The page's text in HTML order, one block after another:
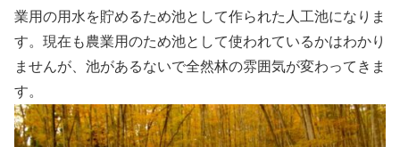
業用の用水を貯めるため池として作られた人工池になりま
す。現在も農業用のため池として使われているかはわかり
ませんが、池があるないで全然林の雰囲気が変わってきま
す。